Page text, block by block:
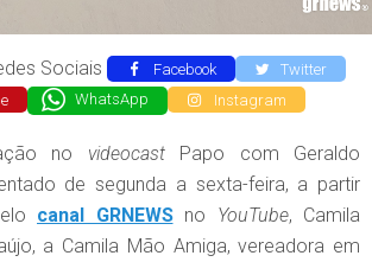
Sociais Facebook
Twitter
WhatsApp Instagram
no videocastPapo com Geraldo
de segunda a sexta-feira, a partir
canal GRNEWSno YouTube, Camila
a Camila Mão Amiga, vereadora em